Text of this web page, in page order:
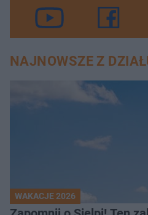
NAJNOWSZE Z
WAKACJE 2026